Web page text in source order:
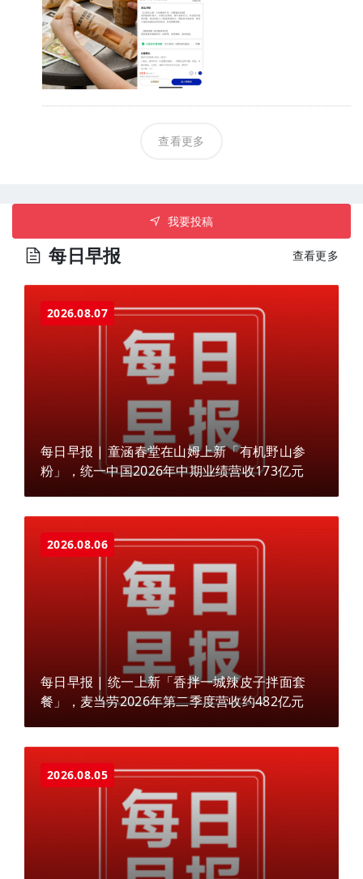
查看更多
我要投稿
每日早报 查看更多
2026.08.07
每日早报 | 童涵春堂在山姆上新「有机野山参
粉」，统一中国2026年中期业绩营收173亿元
2026.08.06
每日早报 | 统一上新「香拌一城辣皮子拌面套
餐」，麦当劳2026年第二季度营收约482亿元
2026.08.05